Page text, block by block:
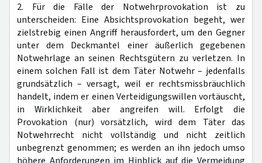
2. Für die Fälle der Notwehrprovokation ist zu
unterscheiden: Eine Absichtsprovokation begeht, wer
zielstrebig einen Angriff herausfordert, um den Gegner
unter dem Deckmantel einer äußerlich gegebenen
Notwehrlage an seinen Rechtsgütern zu verletzen. In
einem solchen Fall ist dem Täter Notwehr – jedenfalls
grundsätzlich – versagt, weil er rechtsmissbräuchlich
handelt, indem er einen Verteidigungswillen vortäuscht,
in Wirklichkeit aber angreifen will. Erfolgt die
Provokation (nur) vorsätzlich, wird dem Täter das
Notwehrrecht nicht vollständig und nicht zeitlich
unbegrenzt genommen; es werden an ihn jedoch umso